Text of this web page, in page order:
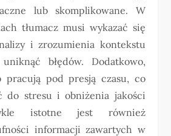
lub skomplikowane. W
tłumacz musi wykazać się
i zrozumienia kontekstu
błędów. Dodatkowo,
pracują pod presją czasu, co
do stresu i obniżenia jakości
istotne jest również
informacji zawartych w